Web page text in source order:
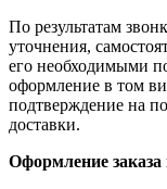
По результатам
уточнения,
его необходимыми
оформление в том
подтверждение на
доставки.
Оформление